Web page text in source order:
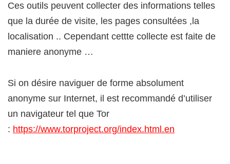
Ces outils peuvent collecter des informations telles
que la durée de visite, les pages consultées ,la
localisation .. Cependant cettte collecte est faite de
maniere anonyme …
Si on désire naviguer de forme absolument
anonyme sur Internet, il est recommandé d’utiliser
un navigateur tel que Tor
: https://www.torproject.org/index.html.en